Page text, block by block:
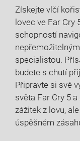
Získejte vlčí
lovec ve Far Cry
schopností
specialistou.
budete s chutí
Připravte si své
světa Far Cry 5
zážitek z lovu,
úspěšném